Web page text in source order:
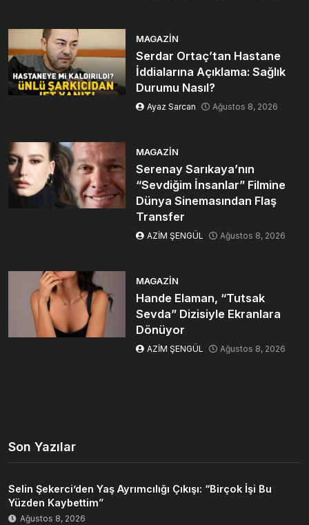
MAGAZIN
Serdar Ortaç’tan Hastane
İddialarına Açıklama: Sağlık
Durumu Nasıl?
Ayaz Sarcan Ağustos 8, 2026
MAGAZIN
Serenay Sarıkaya’nın
“Sevdiğim İnsanlar” Filmine
Dünya Sinemasından Flaş
Transfer
AZİM ŞENGÜL Ağustos 8, 2026
MAGAZIN
Hande Elaman, “Tutsak
Sevda” Dizisiyle Ekranlara
Dönüyor
AZİM ŞENGÜL Ağustos 8, 2026
Son Yazılar
Selin Şekerci’den Yaş Ayrımcılığı Çıkışı: “Birçok İşi Bu
Yüzden Kaybettim”
Ağustos 8, 2026